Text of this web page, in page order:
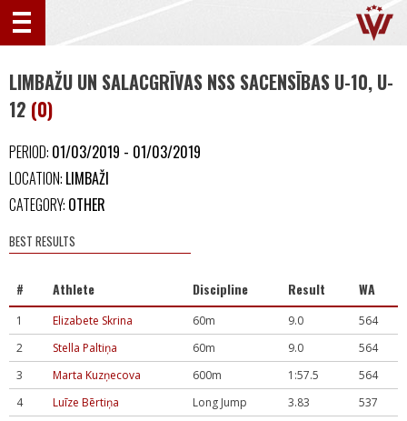
LIMBAŽU UN SALACGRĪVAS NSS SACENSĪBAS U-10, U-
12 (0)
PERIOD: 01/03/2019 - 01/03/2019
LOCATION: LIMBAŽI
CATEGORY: OTHER
BEST RESULTS
# Athlete Discipline Result WA
1 Elizabete Skrina 60m 9.0
564
2
Stella Paltiņa 60m 9.0
564
3
Marta Kuzņecova 600m 1:57.5
564
4
Luīze Bērtiņa Long Jump 3.83
537